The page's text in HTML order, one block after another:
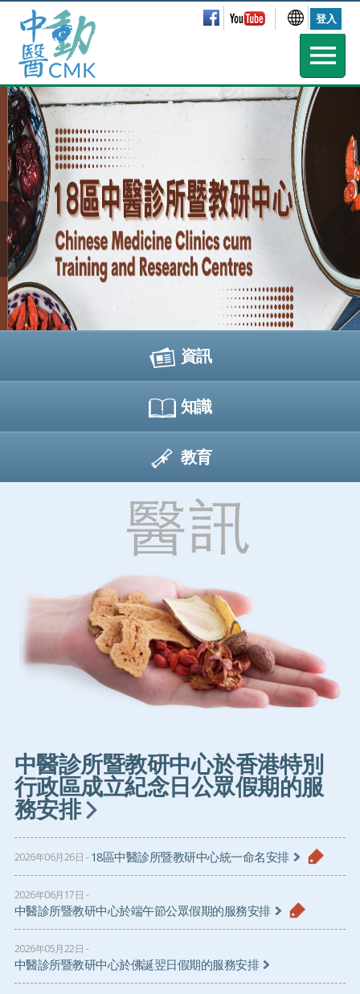
登入
資訊
知識
教育
中醫診所暨教研中心於香港特別
行政區成立紀念日公眾假期的服
務安排
2026年06月26日 18區中醫診所暨教研中心統一命名安排
2026年06月17日
中醫診所暨教研中心於端午節公眾假期的服務安排
2026年05月22日
中醫診所暨教研中心於佛誕翌日假期的服務安排